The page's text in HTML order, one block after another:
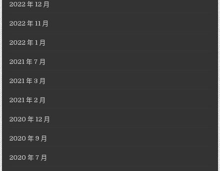
2022 年 12 月
2022 年 11 月
2022 年 1 月
2021 年 7 月
2021 年 3 月
2021 年 2 月
2020 年 12 月
2020 年 9 月
2020 年 7 月